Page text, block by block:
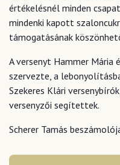
értékelésnél minden
mindenki kapott
támogatásának
A versenyt Hammer Mária
szervezte, a
Szekeres Klári
versenyzői segítettek.
Scherer Tamás